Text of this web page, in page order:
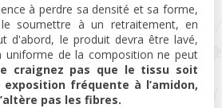
à perdre sa densité et sa forme,
soumettre à un retraitement, en
d'abord, le produit devra être lavé,
uniforme de la composition ne peut
craignez pas que le tissu soit
fréquente à l’amidon,
pas les fibres.